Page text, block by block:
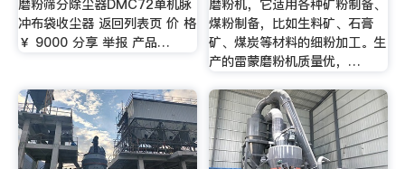
磨粉筛分除尘器DMC72单机脉
冲布袋收尘器 返回列表页 价 格
￥ 9000 分享 举报 产品…
磨粉机，它适用各种矿粉制备、
煤粉制备，比如生料矿、石膏
矿、煤炭等材料的细粉加工。生
产的雷蒙磨粉机质量优，…